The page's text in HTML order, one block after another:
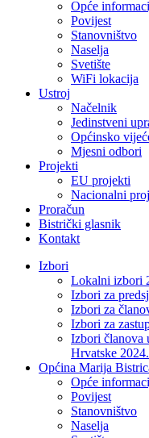
Opće
Povijest
Stanovništvo
Naselja
Svetište
WiFi lokacija
Ustroj
Načelnik
Jedinstveni
Općinsko
Mjesni odbori
Projekti
EU projekti
Nacionalni
Proračun
Bistrički glasnik
Kontakt
Izbori
Lokalni izbori
Izbori za
Izbori za
Izbori za
Izbori članova
Hrvatske 2024.
Općina Marija
Opće
Povijest
Stanovništvo
Naselja